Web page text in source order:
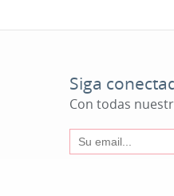
Siga
Con todas